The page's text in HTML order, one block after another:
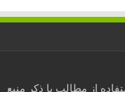
از مطالب با ذکر منبع